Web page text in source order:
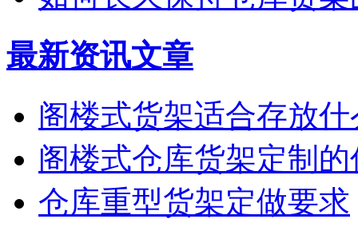
最新资讯文章
阁楼式货架适合存放什
阁楼式仓库货架定制
仓库重型货架定做要求